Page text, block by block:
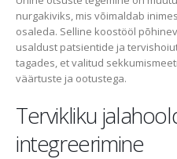
nurgakiviks, mis võimaldab
osaleda. Selline koostööl
usaldust patsientide ja
tagades, et valitud
väärtuste ja ootustega.
Tervikliku
integreerimine